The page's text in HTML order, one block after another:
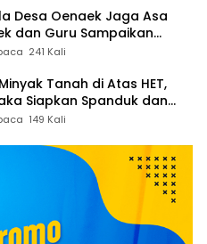
Desa Oenaek Jaga Asa
dan Guru Sampaikan
241 Kali
Tanah di Atas HET,
Siapkan Spanduk dan
149 Kali